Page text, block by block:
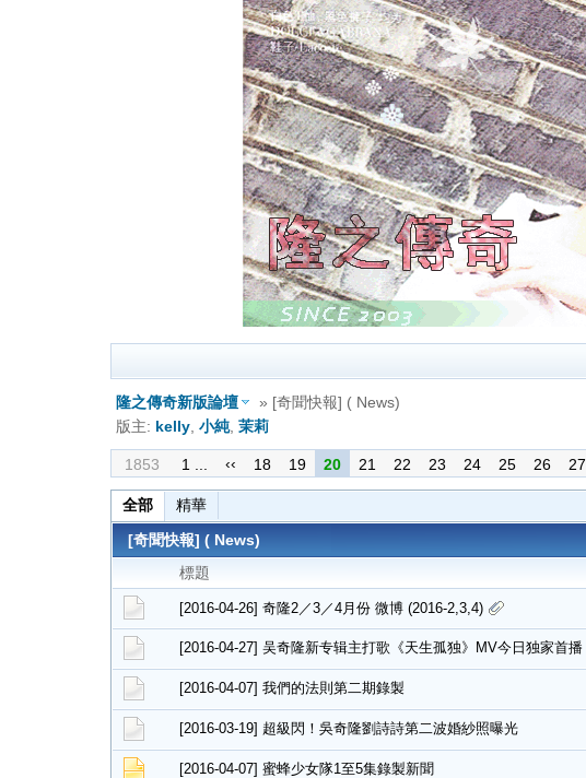
隆之傳奇新版論壇
» [奇聞快報] ( News)
版主: kelly, 小純, 茉莉
1853 1 ... ‹‹ 18 19 20 21 22 23 24 25 26 27
全部
精華
[奇聞快報] ( News)
標題
[2016-04-26] 奇隆2／3／4月份 微博 (2016-2,3,4)
[2016-04-27] 吴奇隆新专辑主打歌《天生孤独》MV今日独家首播
[2016-04-07] 我們的法則第二期錄製
[2016-03-19] 超級閃！吳奇隆劉詩詩第二波婚紗照曝光
[2016-04-07] 蜜蜂少女隊1至5集錄製新聞